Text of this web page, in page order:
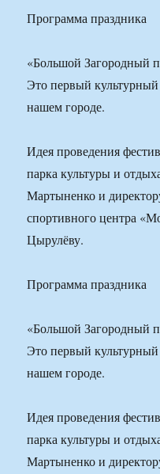
Программа праздника
«Большой Загородный
Это первый
нашем городе.
Идея проведения
парка культуры и
Мартыненко и
спортивного центра
Цырулёву.
Программа праздника
«Большой Загородный
Это первый
нашем городе.
Идея проведения
парка культуры и
Мартыненко и